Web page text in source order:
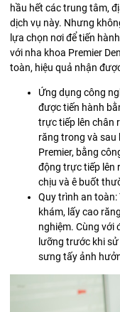
hầu hết các trung tâm,
dịch vụ này. Nhưng
lựa chọn nơi để tiến
với nha khoa Premier
toàn, hiệu quả nhận
Ứng dụng công
được tiến hành
trực tiếp lên chân
răng trong và sau
Premier, bằng
động trực tiếp lên
chịu và ê buốt
Quy trình an toàn:
khám, lấy cao
nghiệm. Cùng với
lưỡng trước khi
sưng tấy ảnh